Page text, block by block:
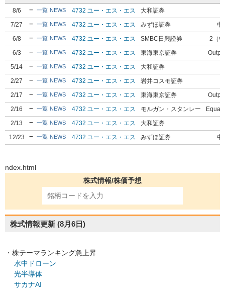
8/6 一覧 NEWS 4732 ユー・エス・エス 大和証券
7/27
一覧 NEWS 4732 ユー・エス・エス みずほ証券
中
6/8
一覧 NEWS 4732 ユー・エス・エス SMBC日興證券
2（
6/3
一覧 NEWS 4732 ユー・エス・エス 東海東京証券
5/14
一覧 NEWS 4732 ユー・エス・エス 大和証券
2/27
一覧 NEWS 4732 ユー・エス・エス 岩井コスモ証券
2/17
一覧 NEWS 4732 ユー・エス・エス 東海東京証券
2/16
一覧 NEWS 4732 ユー・エス・エス モルガン・スタンレー
2/13
一覧 NEWS 4732 ユー・エス・エス 大和証券
12/23
一覧 NEWS 4732 ユー・エス・エス みずほ証券 中
ndex.html
株式情報/株価予想
株式情報更新 (8月6日)
・株テーマランキング急上昇
水中ドローン
光半導体
サカナAI